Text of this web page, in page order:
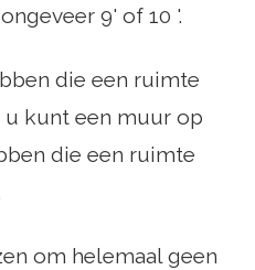
9' of 10 '.
die een ruimte
kunt een muur op
die een ruimte
om helemaal geen